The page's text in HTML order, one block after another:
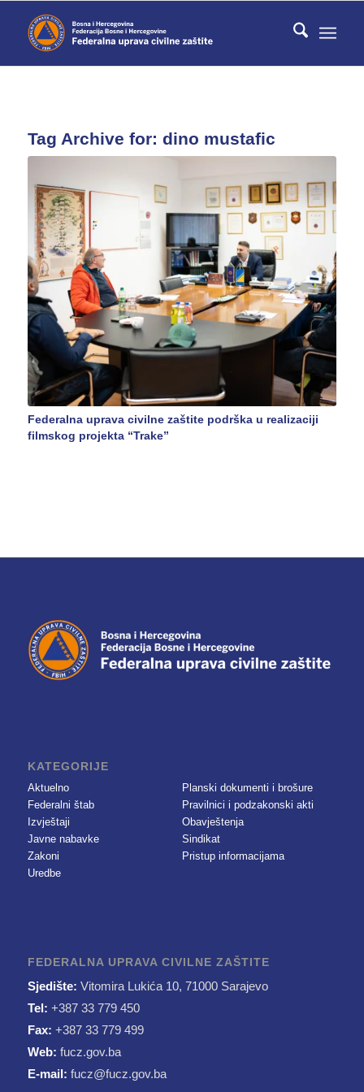
Tag Archive for: dino mustafic
Federalna uprava civilne zaštite podrška u realizaciji
filmskog projekta “Trake”
KATEGORIJE
Aktuelno
Federalni štab
Izvještaji
Javne nabavke
Zakoni
Uredbe
Planski dokumenti i brošure
Pravilnici i podzakonski akti
Obavještenja
Sindikat
Pristup informacijama
FEDERALNA UPRAVA CIVILNE ZAŠTITE
Sjedište: Vitomira Lukića 10, 71000 Sarajevo
Tel: +387 33 779 450
Fax: +387 33 779 499
Web: fucz.gov.ba
E-mail: fucz@fucz.gov.ba